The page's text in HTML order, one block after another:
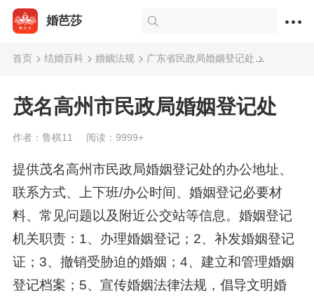
婚芭莎
首页 结婚百科 婚姻法规 广东省民政局婚姻登记处
茂名高州市民政局婚姻登记处
作者：鲁棋11 阅读：9999+
提供茂名高州市民政局婚姻登记处的办公地址、
联系方式、上下班/办公时间、婚姻登记必要材
料、常见问题以及附近公交站等信息。婚姻登记
机关职责：1、办理婚姻登记；2、补发婚姻登记
证；3、撤销受胁迫的婚姻；4、建立和管理婚姻
登记档案；5、宣传婚姻法律法规，倡导文明婚